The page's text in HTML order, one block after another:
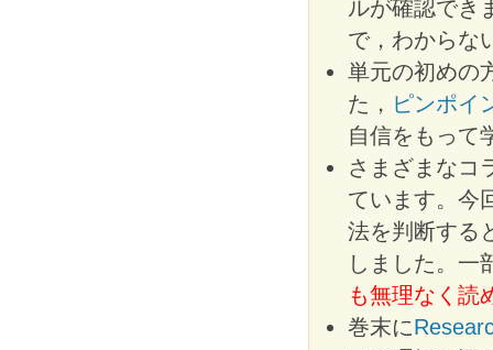
ルが確認でき
で，わからな
単元の初めの
た， ピンポイ
自信をもって
さまざまなコ
ています。今
法を判断する
しました。一
も無理なく読
巻末に